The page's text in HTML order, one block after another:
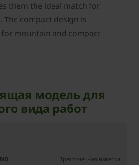
them the ideal match for
compact design is
mountain and compact
модель для
вида работ
Highland
Highland
Трехточечная навеска